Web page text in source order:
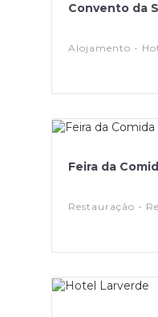
Convento da
Alojamento -
Feira da
Restauração -